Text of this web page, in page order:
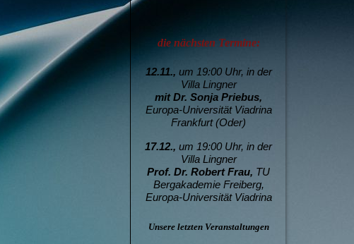
die nächsten Termine:
12.11., um 19:00 Uhr, in der
Villa Lingner
mit Dr. Sonja Priebus,
Europa-Universität Viadrina
Frankfurt (Oder)
17.12., um 19:00 Uhr, in der
Villa Lingner
Prof. Dr. Robert Frau, TU
Bergakademie Freiberg,
Europa-Universität Viadrina
Unsere letzten Veranstaltungen